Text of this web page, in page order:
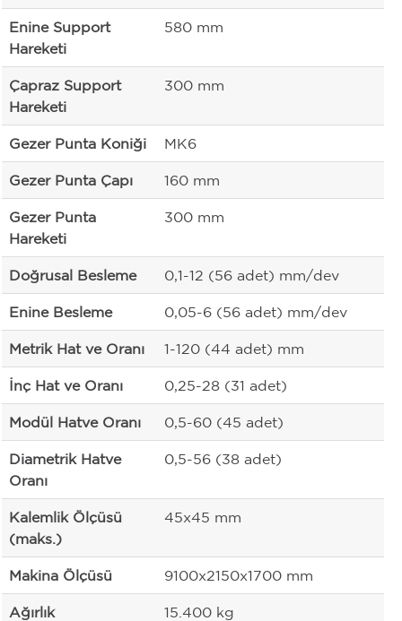
Enine Support
Hareketi
580 mm
Çapraz Support
Hareketi
300 mm
Gezer Punta Koniği MK6
Gezer Punta Çapı 160 mm
Gezer Punta
Hareketi
300 mm
Doğrusal Besleme 0,1-12 (56 adet) mm/dev
Enine Besleme 0,05-6 (56 adet) mm/dev
Metrik Hat ve Oranı 1-120 (44 adet) mm
İnç Hat ve Oranı 0,25-28 (31 adet)
Modül Hatve Oranı 0,5-60 (45 adet)
Diametrik Hatve
Oranı
0,5-56 (38 adet)
Kalemlik Ölçüsü
(maks.)
45x45 mm
Makina Ölçüsü 9100x2150x1700 mm
Ağırlık 15.400 kg